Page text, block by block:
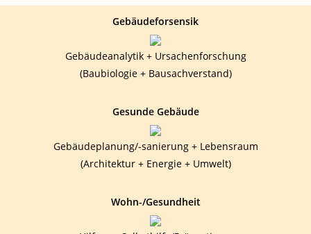
Gebäudeforsensik
Gebäudeanalytik + Ursachenforschung
(Baubiologie + Bausachverstand)
Gesunde Gebäude
Gebäudeplanung/-sanierung + Lebensraum
(Architektur + Energie + Umwelt)
Wohn-/Gesundheit